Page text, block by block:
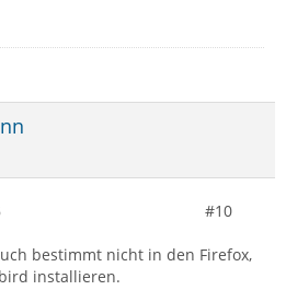
#10
bestimmt nicht in den Firefox,
installieren.